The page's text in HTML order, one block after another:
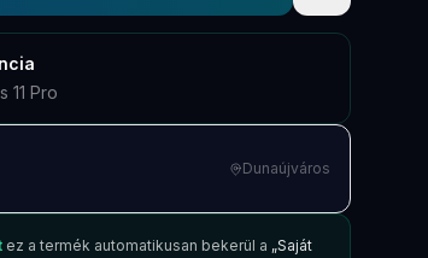
11 Pro
Dunaújváros
ez a termék automatikusan bekerül a „Saját